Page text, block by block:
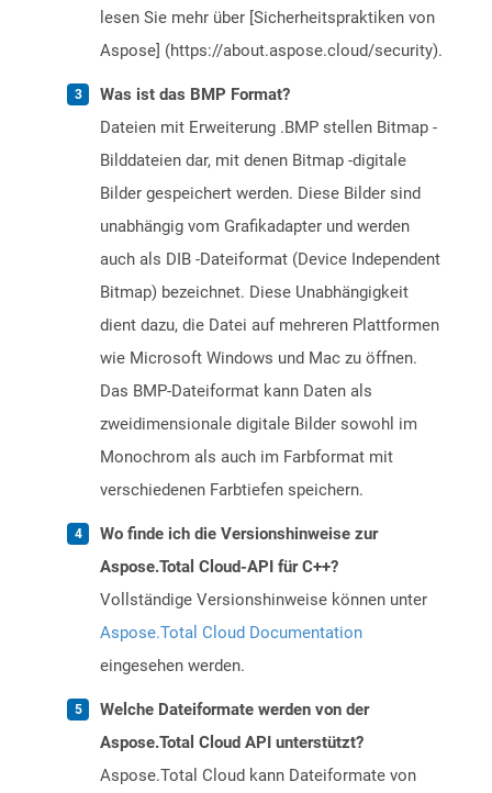
lesen Sie mehr über [Sicherheitspraktiken von
Aspose] (https://about.aspose.cloud/security).
Was ist das BMP Format?
Dateien mit Erweiterung .BMP stellen Bitmap -
Bilddateien dar, mit denen Bitmap -digitale
Bilder gespeichert werden. Diese Bilder sind
unabhängig vom Grafikadapter und werden
auch als DIB -Dateiformat (Device Independent
Bitmap) bezeichnet. Diese Unabhängigkeit
dient dazu, die Datei auf mehreren Plattformen
wie Microsoft Windows und Mac zu öffnen.
Das BMP-Dateiformat kann Daten als
zweidimensionale digitale Bilder sowohl im
Monochrom als auch im Farbformat mit
verschiedenen Farbtiefen speichern.
Wo finde ich die Versionshinweise zur
Aspose.Total Cloud-API für C++?
Vollständige Versionshinweise können unter
Aspose.Total Cloud Documentation
eingesehen werden.
Welche Dateiformate werden von der
Aspose.Total Cloud API unterstützt?
Aspose.Total Cloud kann Dateiformate von